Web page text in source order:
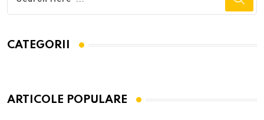
CATEGORII
ARTICOLE POPULARE